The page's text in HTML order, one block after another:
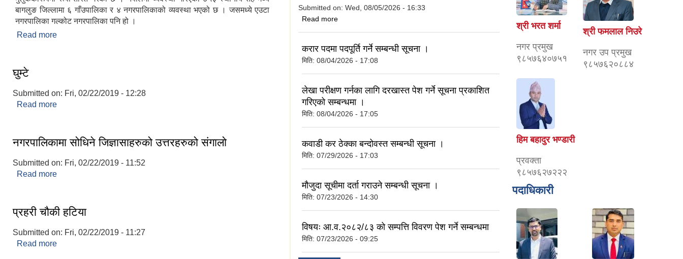
बागलुङ जिल्लामा ६ गाँउपालिका र ४ नगरपालिकाको व्यवस्था भएको छ । जसमध्ये एउटा
नगरपालिका गल्कोट नगरपालिका पनि हो ।
Read more
घुम्टे
Submitted on: Fri, 02/22/2019 - 12:28
Read more
नगरपालिकामा सोधिने जिज्ञासाहरुको उत्तरहरुको संगालो
Submitted on: Fri, 02/22/2019 - 11:52
Read more
प्रहरी चौकी हटिया
Submitted on: Fri, 02/22/2019 - 11:27
Read more
Submitted on: Wed, 08/05/2026 - 16:33
Read more
करार पदमा पदपूर्ति गर्ने सम्बन्धी सूचना ।
मिति: 08/04/2026 - 17:08
लेखा परीक्षण गर्नका लागि दरखास्त पेश गर्ने सूचना प्रकाशित
गरिएको सम्बन्धमा ।
मिति: 08/04/2026 - 17:05
कवाडी कर ठेक्का बन्दोवस्त सम्बन्धी सूचना ।
मिति: 07/29/2026 - 17:03
मौजुदा सूचीमा दर्ता गराउने सम्बन्धी सूचना ।
मिति: 07/23/2026 - 14:30
विषयः आ.व.२०८२/८३ को सम्पत्ति विवरण पेश गर्ने सम्बन्धमा
मिति: 07/23/2026 - 09:25
श्री भरत शर्मा
नगर प्रमुख
९८५७६४०७५१
श्री फमलाल निउरे
नगर उप प्रमुख
९८५७६२०८८४
हिम बहादुर भण्डारी
प्रवक्ता
९८५७६२७२२२
पदाधिकारी